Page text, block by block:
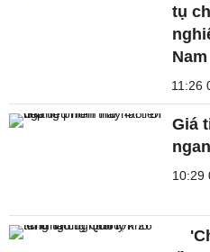
tụ
Nam
11:26
Giá
10:29